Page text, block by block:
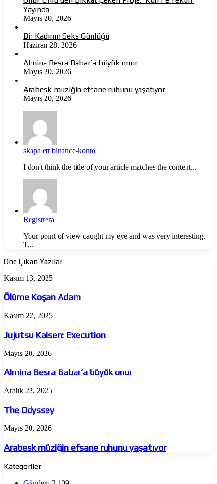
Yayında
Mayıs 20, 2026
Bir Kadının Seks Günlüğü
Haziran 28, 2026
Almina Besra Babar’a büyük onur
Mayıs 20, 2026
Arabesk müziğin efsane ruhunu yaşatıyor
Mayıs 20, 2026
skapa ett binance-konto
I don't think the title of your article matches the content...
Registrera
Your point of view caught my eye and was very interesting.
T...
Öne Çıkan Yazılar
Ölüme
Adam
Kasım 13, 2025
Ölüme Koşan Adam
Jujutsu
Execution
Kasım 22, 2025
Jujutsu Kaisen: Execution
Almina
Babar’a
büyük
onur
Mayıs 20, 2026
Almina Besra Babar’a büyük onur
The
Aralık 22, 2025
The Odyssey
Arabesk
efsane
ruhunu
yaşatıyor
Mayıs 20, 2026
Arabesk müziğin efsane ruhunu yaşatıyor
Kategoriler